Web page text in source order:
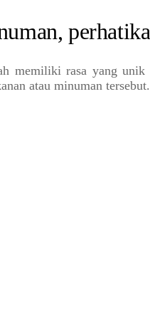
memiliki rasa yang
atau minuman